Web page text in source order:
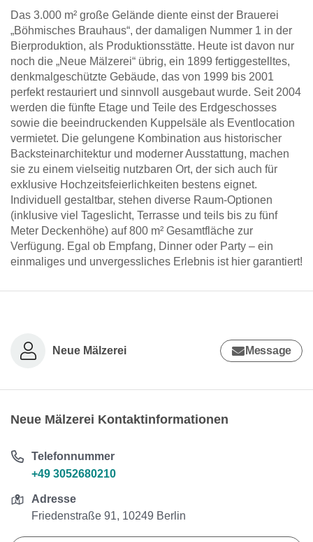
Das 3.000 m² große Gelände diente einst der Brauerei
„Böhmisches Brauhaus“, der damaligen Nummer 1 in der
Bierproduktion, als Produktionsstätte. Heute ist davon nur
noch die „Neue Mälzerei“ übrig, ein 1899 fertiggestelltes,
denkmalgeschützte Gebäude, das von 1999 bis 2001
perfekt restauriert und sinnvoll ausgebaut wurde. Seit 2004
werden die fünfte Etage und Teile des Erdgeschosses
sowie die beeindruckenden Kuppelsäle als Eventlocation
vermietet. Die gelungene Kombination aus historischer
Backsteinarchitektur und moderner Ausstattung, machen
sie zu einem vielseitig nutzbaren Ort, der sich auch für
exklusive Hochzeitsfeierlichkeiten bestens eignet.
Individuell gestaltbar, stehen diverse Raum-Optionen
(inklusive viel Tageslicht, Terrasse und teils bis zu fünf
Meter Deckenhöhe) auf 800 m² Gesamtfläche zur
Verfügung. Egal ob Empfang, Dinner oder Party – ein
einmaliges und unvergessliches Erlebnis ist hier garantiert!
Neue Mälzerei Message
Neue Mälzerei Kontaktinformationen
Telefonnummer
+49 3052680210
Adresse
Friedenstraße 91, 10249 Berlin